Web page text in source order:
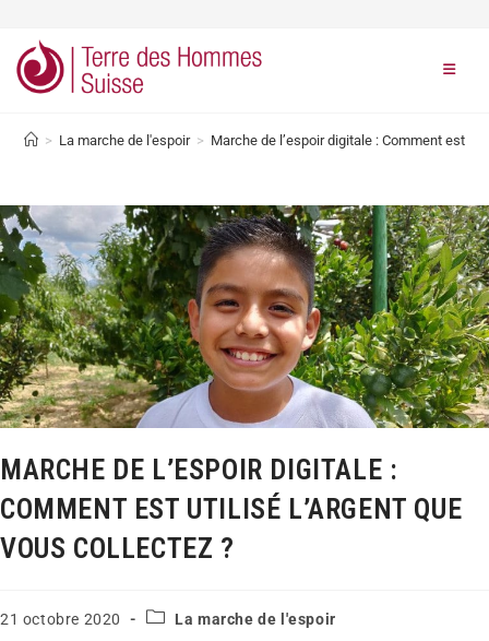
> La marche de l'espoir > Marche de l’espoir digitale : Comment est
MARCHE DE L’ESPOIR DIGITALE :
COMMENT EST UTILISÉ L’ARGENT QUE
VOUS COLLECTEZ ?
21 octobre 2020 La marche de l'espoir